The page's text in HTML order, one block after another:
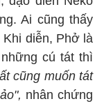
Ai cũng thấy
diễn, Phở là
cú tát thì
cũng muốn tát
nhân chứng